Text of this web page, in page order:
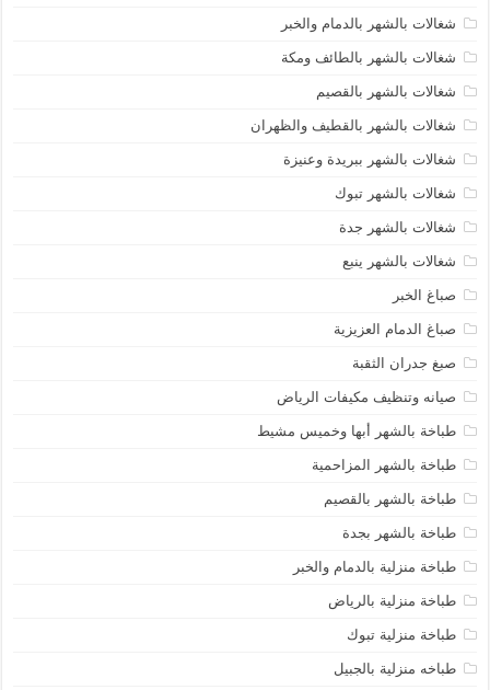
شغالات بالشهر بالدمام والخبر
شغالات بالشهر بالطائف ومكة
شغالات بالشهر بالقصيم
شغالات بالشهر بالقطيف والظهران
شغالات بالشهر ببريدة وعنيزة
شغالات بالشهر تبوك
شغالات بالشهر جدة
شغالات بالشهر ينبع
صباغ الخبر
صباغ الدمام العزيزية
صبغ جدران الثقبة
صيانه وتنظيف مكيفات الرياض
طباخة بالشهر أبها وخميس مشيط
طباخة بالشهر المزاحمية
طباخة بالشهر بالقصيم
طباخة بالشهر بجدة
طباخة منزلية بالدمام والخبر
طباخة منزلية بالرياض
طباخة منزلية تبوك
طباخه منزلية بالجبيل